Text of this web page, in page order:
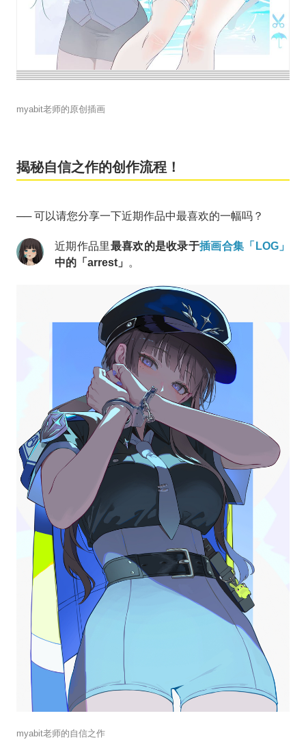
myabit老师的原创插画
揭秘自信之作的创作流程！
── 可以请您分享一下近期作品中最喜欢的一幅吗？
近期作品里最喜欢的是收录于插画合集「LOG」
中的「arrest」
。
myabit老师的自信之作